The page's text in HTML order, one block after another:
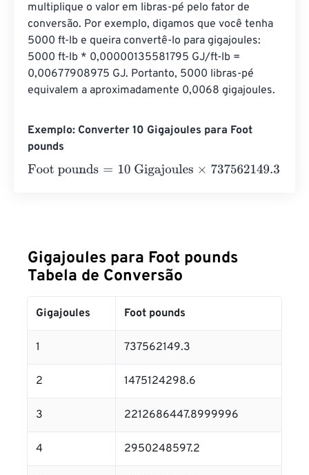
multiplique o valor em libras-pé pelo fator de
conversão. Por exemplo, digamos que você tenha
5000 ft-lb e queira convertê-lo para gigajoules:
5000 ft-lb * 0,00000135581795 GJ/ft-lb =
0,00677908975 GJ. Portanto, 5000 libras-pé
equivalem a aproximadamente 0,0068 gigajoules.
Exemplo: Converter 10 Gigajoules para Foot
pounds
Foot pounds=10 Gigajoules×737562149.3=7375621493
Gigajoules para Foot pounds
Tabela de Conversão
Gigajoules Foot pounds
1 737562149.3
2 1475124298.6
3 2212686447.8999996
4 2950248597.2